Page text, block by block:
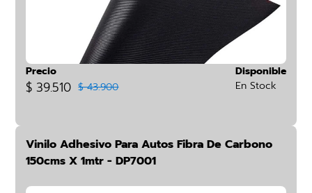
Precio
$ 39.510 $ 43.900
Disponible
En Stock
Vinilo Adhesivo Para Autos Fibra De Carbono
150cms X 1mtr - DP7001